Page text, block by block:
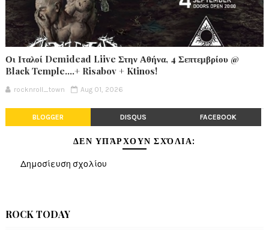
Οι Ιταλοί Demidead Liive Στην Αθήνα, 4 Σεπτεμβρίου @
Black Temple….+ Risabov + Ktinos!
rocknroll_town Aug 01, 2026
BLOGGER DISQUS FACEBOOK
ΔΕΝ ΥΠΆΡΧΟΥΝ ΣΧΌΛΙΑ:
Δημοσίευση σχολίου
ROCK TODAY